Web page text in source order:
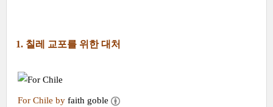
1. 칠레 교포를 위한 대처
For Chile by faith goble